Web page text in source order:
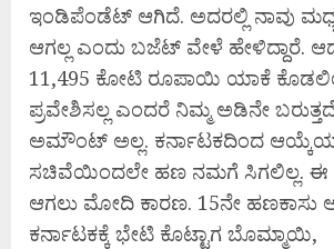
ಇಂಡಿಪೆಂಡೆಟ್​ ಆಗಿದೆ. ಅದರಲ್ಲಿ ನಾವು ಮಧ್ಯ
ಆಗಲ್ಲ ಎಂದು ಬಜೆಟ್ ವೇಳೆ ಹೇಳಿದ್ದಾರೆ.
11,495 ಕೋಟಿ ರೂಪಾಯಿ ಯಾಕೆ
ಪ್ರವೇಶಿಸಲ್ಲ ಎಂದರೆ ನಿಮ್ಮ ಅಡಿನೇ
ಅಮೌಂಟ್ ಅಲ್ಲ. ಕರ್ನಾಟಕದಿಂದ
ಸಚಿವೆಯಿಂದಲೇ ಹಣ ನಮಗೆ ಸಿಗಲಿಲ್ಲ. ಈ
ಆಗಲು ಮೋದಿ ಕಾರಣ. 15ನೇ
ಕರ್ನಾಟಕಕ್ಕೆ ಭೇಟಿ ಕೊಟ್ಟಾಗ ಬೊಮ್ಮಾಯಿ,